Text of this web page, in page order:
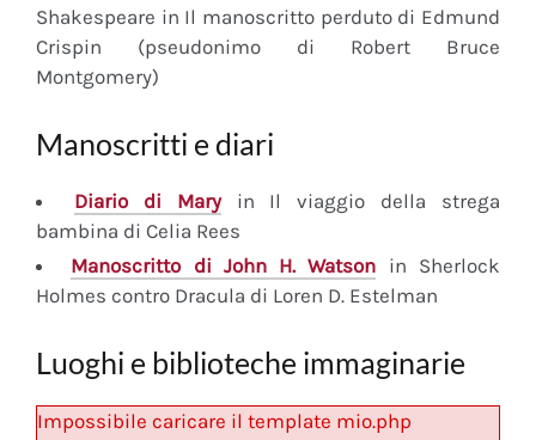
Shakespeare in Il manoscritto perduto di Edmund
Crispin (pseudonimo di Robert Bruce
Montgomery)
Manoscritti e diari
Diariodi Maryin Il viaggio della strega
bambina di Celia Rees
Manoscritto di John H. Watson in Sherlock
Holmes contro Dracula di Loren D. Estelman
Luoghi e biblioteche immaginarie
Impossibile caricare il template mio.php